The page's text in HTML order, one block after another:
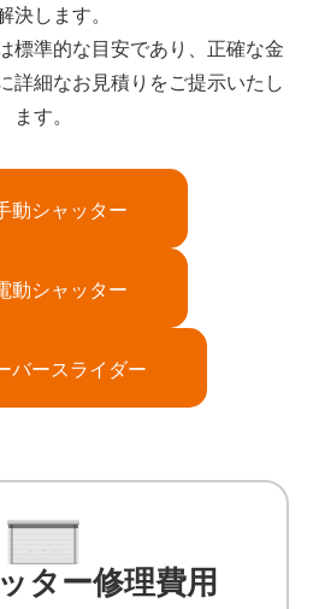
決します。
標準的な目安であり、正確な金
詳細なお見積りをご提示いたし
ます。
動シャッター
動シャッター
バースライダー
ター修理費用